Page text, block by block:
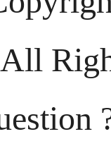
All